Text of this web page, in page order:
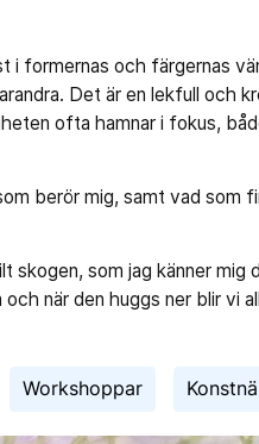
i formernas och färgernas
Det är en lekfull och
ofta hamnar i fokus,
berör mig, samt vad som
som jag känner mig
när den huggs ner blir vi
Workshoppar